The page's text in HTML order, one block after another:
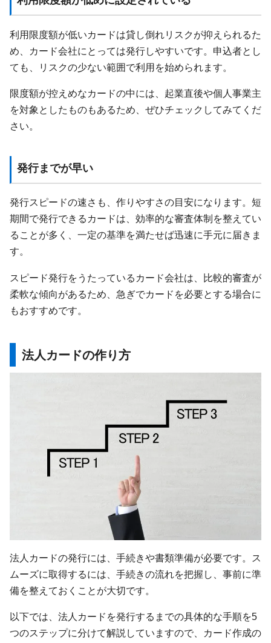
利用限度額が低いカードは貸し倒れリスクが抑えられるた
め、カード会社にとっては発行しやすいです。申込者とし
ても、リスクの少ない範囲で利用を始められます。
限度額が控えめなカードの中には、起業直後や個人事業主
を対象としたものもあるため、ぜひチェックしてみてくだ
さい。
発行までが早い
発行スピードの速さも、作りやすさの目安になります。短
期間で発行できるカードは、効率的な審査体制を整えてい
ることが多く、一定の基準を満たせば迅速に手元に届きま
す。
スピード発行をうたっているカード会社は、比較的審査が
柔軟な傾向があるため、急ぎでカードを必要とする場合に
もおすすめです。
法人カードの作り方
法人カードの発行には、手続きや書類準備が必要です。ス
ムーズに取得するには、手続きの流れを把握し、事前に準
備を整えておくことが大切です。
以下では、法人カードを発行するまでの具体的な手順を5
つのステップに分けて解説していますので、カード作成の